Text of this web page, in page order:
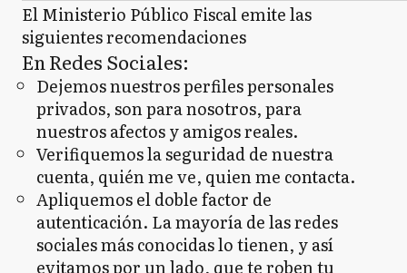
El Ministerio Público Fiscal emite las
siguientes recomendaciones
En Redes Sociales:
Dejemos nuestros perfiles personales
privados, son para nosotros, para
nuestros afectos y amigos reales.
Verifiquemos la seguridad de nuestra
cuenta, quién me ve, quien me contacta.
Apliquemos el doble factor de
autenticación. La mayoría de las redes
sociales más conocidas lo tienen, y así
evitamos por un lado, que te roben tu